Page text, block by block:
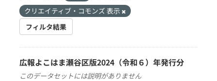
クリエイティブ・コモンズ 表示
フィルタ結果
広報よこはま瀬谷区版2024（令和６）年発行分
このデータセットには説明がありません